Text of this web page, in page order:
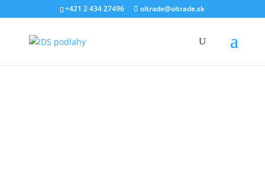
+421 2 434 27496 oltrade@oltrade.sk